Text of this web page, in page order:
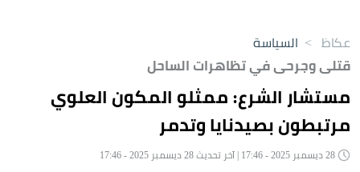
عكاظ > السياسة
قتلى وجرحى في تظاهرات الساحل
مستشار الشرع: ممثلو المكون العلوي
مرتبطون بصيدنايا وتدمر